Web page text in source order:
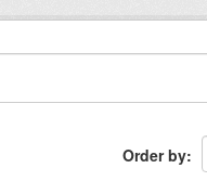
Order by